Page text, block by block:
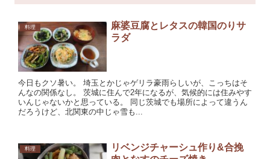
料理
麻婆豆腐とレタスの韓国のりサ
ラダ
今日もクソ暑い。 埼玉とかじゃゲリラ豪雨らしいが、こっちはそ
んなの関係なし。 茨城に住んで2年になるが、気候的には住みやす
いんじゃないかと思っている。 同じ茨城でも場所によって違うん
だろうけど、北関東の中じゃ雪も...
料理
リベンジチャーシュ作り&合挽